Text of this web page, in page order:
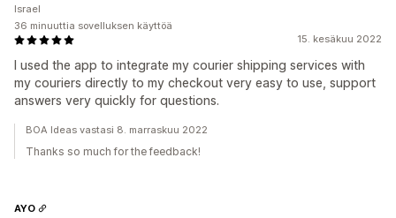
15. kesäkuu 2022
I used the app to integrate my courier shipping services with
my couriers directly to my checkout very easy to use, support
answers very quickly for questions.
Israel
36 minuuttia sovelluksen käyttöä
BOA Ideas vastasi 8. marraskuu 2022
Thanks so much for the feedback!
AYO